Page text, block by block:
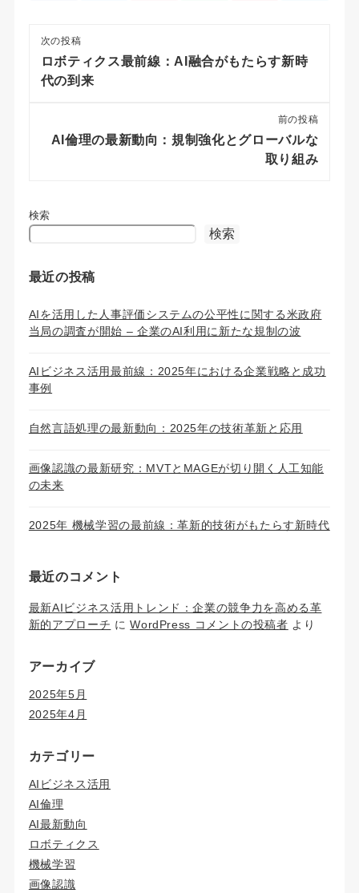
次の投稿
ロボティクス最前線：AI融合がもたらす新時
代の到来
前の投稿
AI倫理の最新動向：規制強化とグローバルな
取り組み
検索
検索
最近の投稿
AIを活用した人事評価システムの公平性に関する米政府
当局の調査が開始 – 企業のAI利用に新たな規制の波
AIビジネス活用最前線：2025年における企業戦略と成功
事例
自然言語処理の最新動向：2025年の技術革新と応用
画像認識の最新研究：MVTとMAGEが切り開く人工知能
の未来
2025年 機械学習の最前線：革新的技術がもたらす新時代
最近のコメント
最新AIビジネス活用トレンド：企業の競争力を高める革
新的アプローチ にWordPress コメントの投稿者 より
アーカイブ
2025年5月
2025年4月
カテゴリー
AIビジネス活用
AI倫理
AI最新動向
ロボティクス
機械学習
画像認識